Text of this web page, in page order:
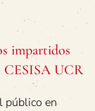
impartidos
CESISA UCR
público en